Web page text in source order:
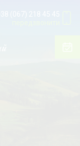
+38 (067) 218 45 45